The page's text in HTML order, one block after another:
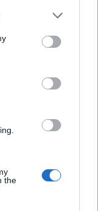
or more Google
You may click to
party tags to
in below Google
the